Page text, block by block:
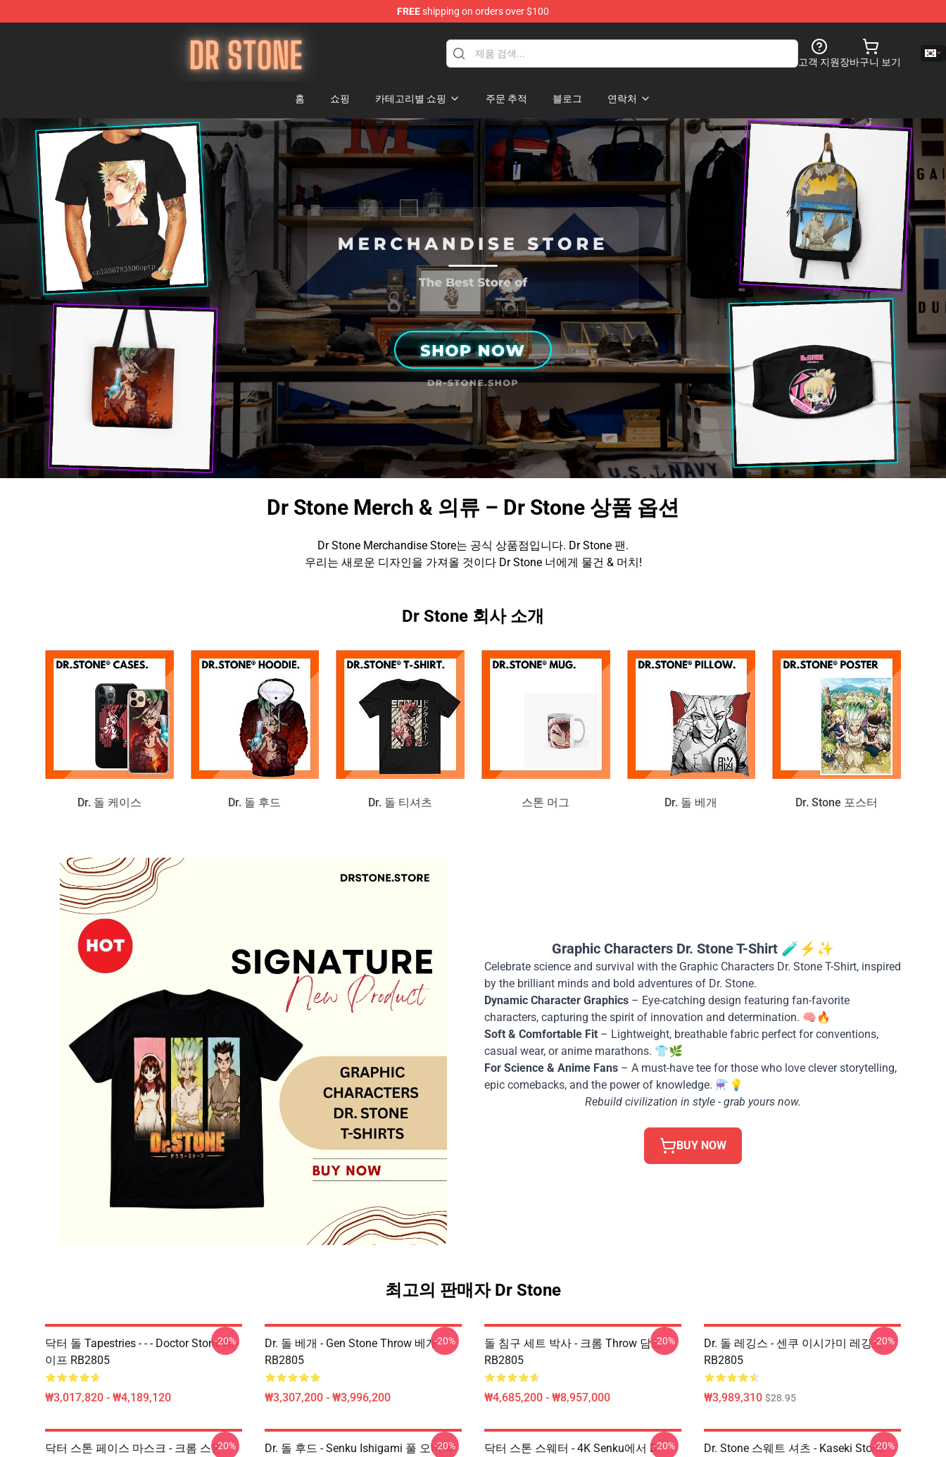
FREEshipping on orders over $100
Dr Stone Store - Official Dr Stone Merchandise Shop
고객 지원장바구니 보기
홈 쇼핑 카테고리별 쇼핑 주문 추적 블로그 연락처
Dr Stone Merch & 의류 – Dr Stone 상품 옵션
Dr Stone Merchandise Store는 공식 상품점입니다. Dr Stone 팬.
우리는 새로운 디자인을 가져올 것이다 Dr Stone 너에게 물건 & 머치!
Dr Stone 회사 소개
Dr. 돌 케이스 Dr. 돌 후드 Dr. 돌 티셔츠 스톤 머그 Dr. 돌 베개 Dr. Stone 포스터
Graphic Characters Dr. Stone T-Shirt 🧪⚡✨
Celebrate science and survival with the Graphic Characters Dr. Stone T-Shirt, inspired
by the brilliant minds and bold adventures of Dr. Stone.
Dynamic Character Graphics – Eye-catching design featuring fan-favorite
characters, capturing the spirit of innovation and determination. 🧠🔥
Soft & Comfortable Fit – Lightweight, breathable fabric perfect for conventions,
casual wear, or anime marathons. 👕🌿
For Science & Anime Fans – A must-have tee for those who love clever storytelling,
epic comebacks, and the power of knowledge. ⚗️💡
Rebuild civilization in style - grab yours now.
BUY NOW
최고의 판매자 Dr Stone
닥터 돌 Tapestries - - - Doctor Stone 테
이프 RB2805
₩3,017,820 - ₩4,189,120
-20%
Dr. 돌 베개 - Gen Stone Throw 베개
RB2805
₩3,307,200 - ₩3,996,200
-20%
돌 침구 세트 박사 - 크롬 Throw 담요
RB2805
₩4,685,200 - ₩8,957,000
-20%
Dr. 돌 레깅스 - 센쿠 이시가미 레깅스
RB2805
₩3,989,310 $28.95
-20%
닥터 스톤 페이스 마스크 - 크롬 스톤-20%
Dr. 돌 후드 - Senku Ishigami 풀 오버 후
-20%
닥터 스톤 스웨터 - 4K Senku에서 Dr-20%
Dr. Stone 스웨트 셔츠 - Kaseki Stone-20%